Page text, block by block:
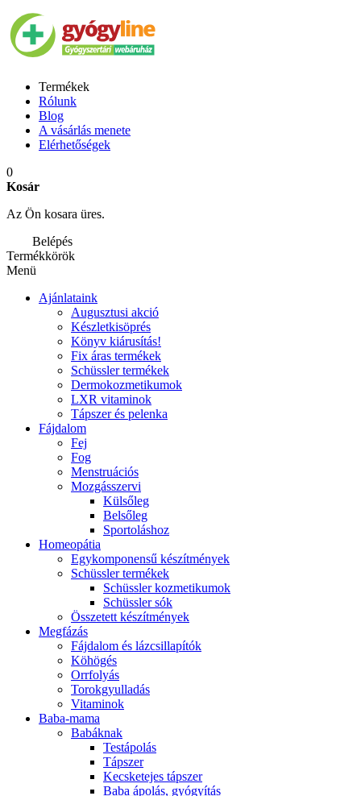
Termékek
Rólunk
Blog
A vásárlás menete
Elérhetőségek
0
Kosár
Az Ön kosara üres.
Belépés
Termékkörök
Menü
Ajánlataink
Augusztusi akció
Készletkisöprés
Könyv kiárusítás!
Fix áras termékek
Schüssler termékek
Dermokozmetikumok
LXR vitaminok
Tápszer és pelenka
Fájdalom
Fej
Fog
Menstruációs
Mozgásszervi
Külsőleg
Belsőleg
Sportoláshoz
Homeopátia
Egykomponensű készítmények
Schüssler termékek
Schüssler kozmetikumok
Schüssler sók
Összetett készítmények
Megfázás
Fájdalom és lázcsillapítók
Köhögés
Orrfolyás
Torokgyulladás
Vitaminok
Baba-mama
Babáknak
Testápolás
Tápszer
Kecsketejes tápszer
Baba ápolás, gyógyítás